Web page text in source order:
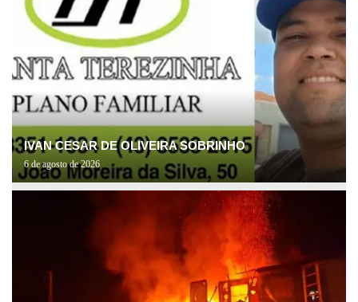
IVAN CESAR DE OLIVEIRA SOBRINHO
6 de agosto de 2026